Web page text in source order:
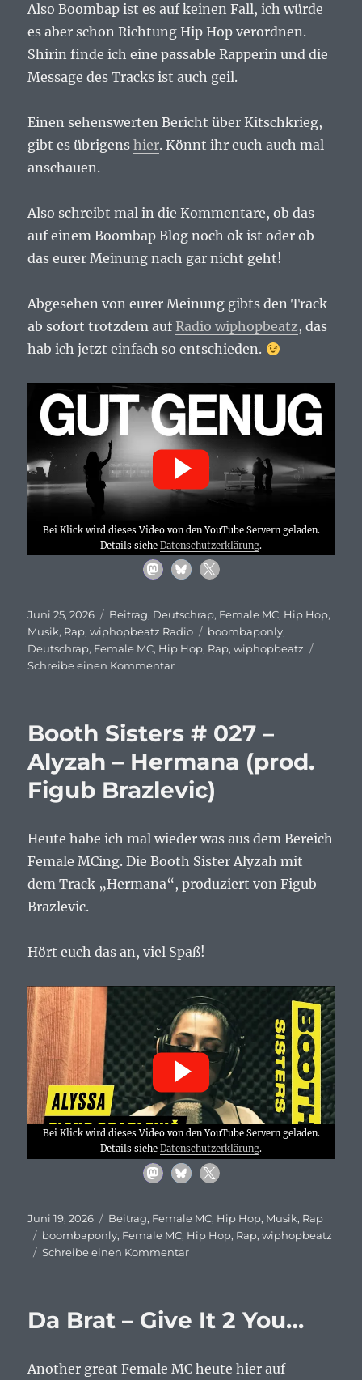
Also Boombap ist es auf keinen Fall, ich würde
es aber schon Richtung Hip Hop verordnen.
Shirin finde ich eine passable Rapperin und die
Message des Tracks ist auch geil.
Einen sehenswerten Bericht über Kitschkrieg,
gibt es übrigenshier. Könnt ihr euch auch mal
anschauen.
Also schreibt mal in die Kommentare, ob das
auf einem Boombap Blog noch ok ist oder ob
das eurer Meinung nach gar nicht geht!
Abgesehen von eurer Meinung gibts den Track
ab sofort trotzdem aufRadio wiphopbeatz, das
hab ich jetzt einfach so entschieden.
Bei Klick wird dieses Video von den YouTube Servern geladen.
Details siehe Datenschutzerklärung.
Veröffentlicht
am
Juni 25, 2026 Kategorien
Beitrag, Deutschrap, Female MC, Hip Hop,
Musik, Rap,wiphopbeatz Radio Schlagwörter
boombaponly,
Deutschrap, Female MC, Hip Hop, Rap,wiphopbeatz
Schreibe einen Kommentarzu
&
David
–
Gut
Booth Sisters # 027 –
Alyzah – Hermana (prod.
Figub Brazlevic)
Heute habe ich mal wieder was aus dem Bereich
Female MCing. Die Booth Sister Alyzah mit
dem Track „Hermana“, produziert von Figub
Brazlevic.
Hört euch das an, viel Spaß!
Bei Klick wird dieses Video von den YouTube Servern geladen.
Details siehe Datenschutzerklärung.
Veröffentlicht
am
Juni 19, 2026 Kategorien
Beitrag, Female MC, Hip Hop, Musik, Rap
Schlagwörter
boombaponly, Female MC, Hip Hop, Rap,wiphopbeatz
Schreibe einen Kommentarzu
027
–
Da Brat – Give It 2 You…
Another great Female MC heute hier auf